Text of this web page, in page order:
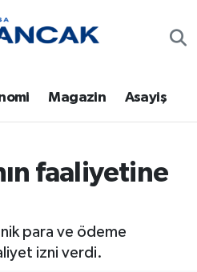
Magazin Asayiş
faaliyetine
para ve ödeme
izni verdi.
ve Fikstür